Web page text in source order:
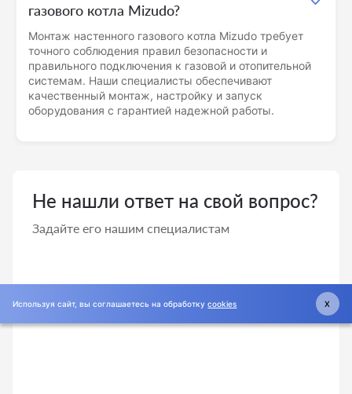
газового котла Mizudo?
Монтаж настенного газового котла Mizudo требует
точного соблюдения правил безопасности и
правильного подключения к газовой и отопительной
системам. Наши специалисты обеспечивают
качественный монтаж, настройку и запуск
оборудования с гарантией надежной работы.
Не нашли ответ на свой вопрос?
Задайте его нашим специалистам
Используя сайт, вы соглашаетесь на обработкуcookies X